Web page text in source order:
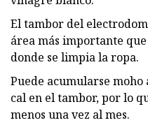
El tambor del
área más importante
donde se limpia la ropa.
Puede acumularse
cal en el tambor, por lo
menos una vez al mes.